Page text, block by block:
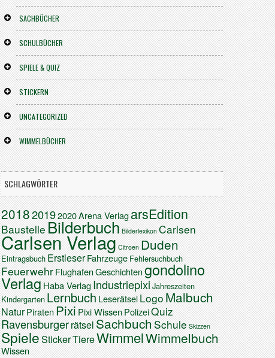
SACHBÜCHER
SCHULBÜCHER
SPIELE & QUIZ
STICKERN
UNCATEGORIZED
WIMMELBÜCHER
SCHLAGWÖRTER
201820192020Arena VerlagarsEdition
BaustelleBilderbuch Bilderlexikon Carlsen
Carlsen Verlag Citroen Duden
EintragsbuchErstleserFahrzeugeFehlersuchbuch
FeuerwehrFlughafenGeschichtengondolino
VerlagHaba VerlagIndustriepixiJahreszeiten
KindergartenLernbuchLeserätselLogoMalbuch
NaturPiratenPixiPixi WissenPolizeiQuiz
RavensburgerrätselSachbuchSchule Skizzen
SpieleStickerTiereWimmelWimmelbuch
Wissen